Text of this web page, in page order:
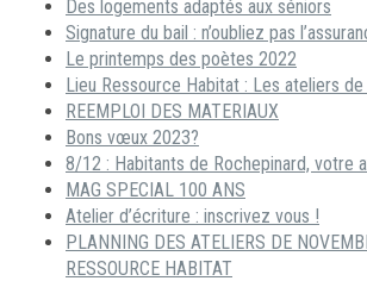
Des logements adaptés aux séniors
Signature du bail : n’oubliez pas
Le printemps des poètes 2022
Lieu Ressource Habitat : Les ateliers
REEMPLOI DES MATERIAUX
Bons vœux 2023?
8/12 : Habitants de Rochepinard, votre
MAG SPECIAL 100 ANS
Atelier d’écriture : inscrivez vous !
PLANNING DES ATELIERS DE
RESSOURCE HABITAT